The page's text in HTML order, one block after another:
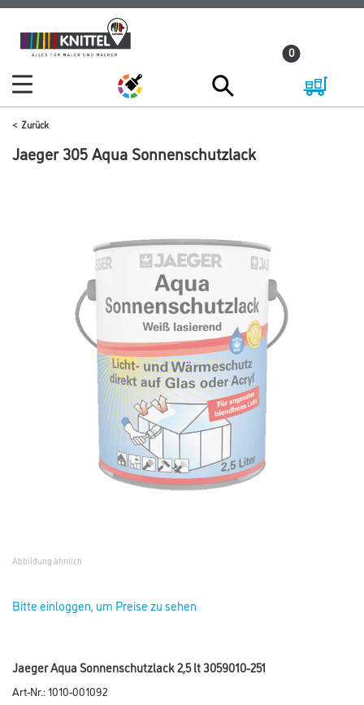
Zum
Inhalt
Zum
Navigationsmenü
0
Zurück
Jaeger 305 Aqua Sonnenschutzlack
Abbildung ähnlich
Bitte einloggen, um Preise zu sehen
Jaeger Aqua Sonnenschutzlack 2,5 lt 3059010-251
Art-Nr.:1010-001092